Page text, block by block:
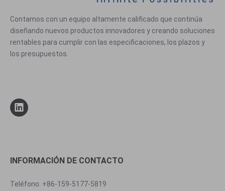
Contamos con un equipo altamente calificado que continúa
diseñando nuevos productos innovadores y creando soluciones
rentables para cumplir con las especificaciones, los plazos y
los presupuestos.
INFORMACIÓN DE CONTACTO
Teléfono: +86-159-5177-5819